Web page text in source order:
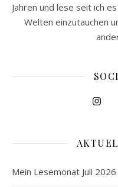
Jahren und lese seit ich
Welten einzutauchen
Mein Lesemonat Juli 2026